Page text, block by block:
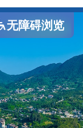
无障碍浏览